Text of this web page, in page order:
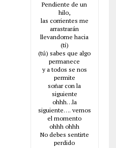
Pendiente de un
hilo,
las corrientes me
arrastrarán
llevandome hacia
(tí)
(tú) sabes que algo
permanece
y a todos se nos
permite
soñar con la
siguiente
ohhh…la
siguiente…. vemos
el momento
ohhh ohhh
No debes sentirte
perdido